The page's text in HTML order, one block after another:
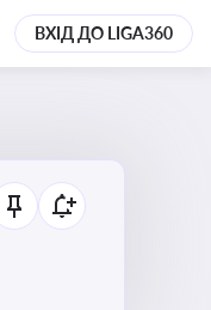
ВХІД ДО LIGA360